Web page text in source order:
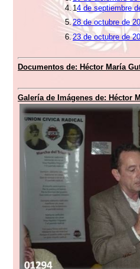
4.14 de septiembre
5.28 de octubre de
6.23 de octubre de
Documentos de: Héctor María
Galería de Imágenes de: Héctor